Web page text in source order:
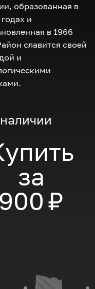
образованная в
и
в 1966
славится своей
и
за
900 ₽